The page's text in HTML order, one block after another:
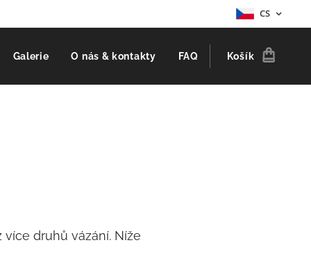
CS
Galerie O nás & kontakty FAQ Košík
druhů vázání. Níže